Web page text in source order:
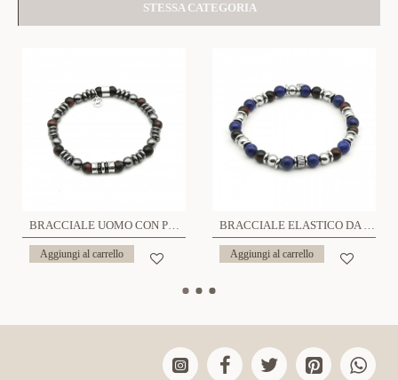
STESSA CATEGORIA
BRACCIALE UOMO CON PERLINE PIETRA - KM2131396B12
Aggiungi al carrello
BRACCIALE ELASTICO DA UOMO IN PIETRA - KM2071396A27
Aggiungi al carrello